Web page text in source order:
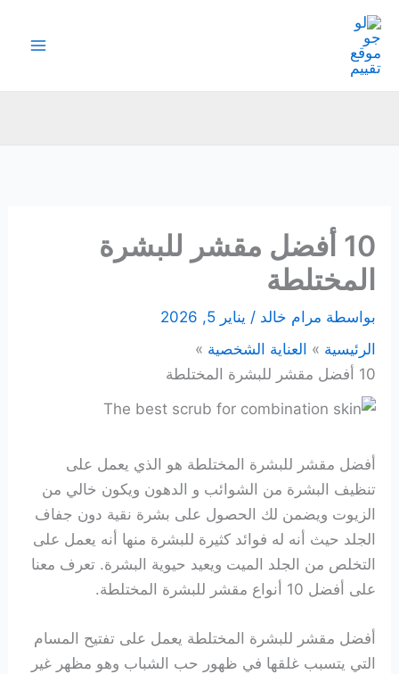
تخطي
إلى
المحتوى
10 أفضل مقشر للبشرة
المختلطة
بواسطة مرام خالد/ يناير 5, 2026
الرئيسية
العناية الشخصية
10 أفضل مقشر للبشرة المختلطة
أفضل مقشر للبشرة المختلطة هو الذي يعمل على
تنظيف البشرة من الشوائب و الدهون ويكون خالي من
الزيوت ويضمن لك الحصول على بشرة نقية دون جفاف
الجلد حيث أنه له فوائد كثيرة للبشرة منها أنه يعمل على
التخلص من الجلد الميت ويعيد حيوية البشرة. تعرف معنا
على أفضل 10 أنواع مقشر للبشرة المختلطة.
أفضل مقشر للبشرة المختلطة يعمل على تفتيح المسام
التي يتسبب غلقها في ظهور حب الشباب وهو مظهر غير